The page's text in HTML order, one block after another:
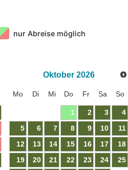
nur Abreise möglich
Oktober 2026
Mo Di Mi Do Fr Sa So
1 2 3
4
5
6 7 8 9 10
11
12
13 14 15 16 17
18
19
20 21 22 23 24
25